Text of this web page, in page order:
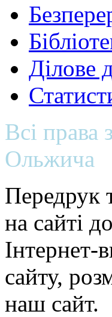
Ділове
Всі
Ольжича
Передрук
на сайті
Інтернет-
сайту,
наш сайт.